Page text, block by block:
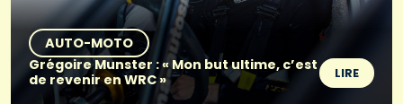
AUTO-MOTO
Grégoire Munster : « Mon but ultime, c’est
de revenir en WRC »
LIRE